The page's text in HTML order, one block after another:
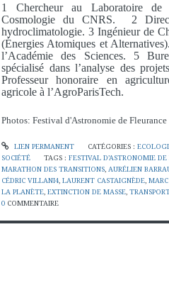
1 Chercheur au Laboratoire de
Cosmologie du CNRS. 2
hydroclimatologie. 3 Ingénieur de
(Énergies Atomiques et Alternatives).
l’Académie des Sciences. 5
spécialisé dans l’analyse des
Professeur honoraire en
agricole à l’AgroParisTech.
Photos: Festival d'Astronomie de Fleurance
LIEN PERMANENT CATÉGORIES :
SOCIÉTÉ
TAGS :FESTIVAL D’ASTRONOMIE
MARATHON DES TRANSITIONS, AURÉLIEN
CÉDRIC VILLANI4, LAURENT CASTAIGNÈDE,
LA PLANÈTE, EXTINCTION DE MASSE, TRANSPORT
0 COMMENTAIRE